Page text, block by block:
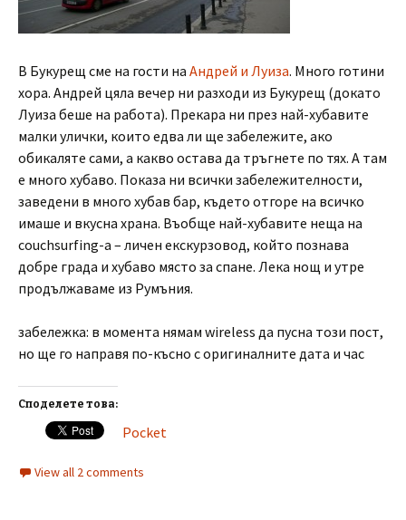
В Букурещ сме на гости на Андрей и Луиза. Много готини
хора. Андрей цяла вечер ни разходи из Букурещ (докато
Луиза беше на работа). Прекара ни през най-хубавите
малки улички, които едва ли ще забележите, ако
обикаляте сами, а какво остава да тръгнете по тях. А там
е много хубаво. Показа ни всички забележителности,
заведени в много хубав бар, където отгоре на всичко
имаше и вкусна храна. Въобще най-хубавите неща на
couchsurfing-а – личен екскурзовод, който познава
добре града и хубаво място за спане. Лека нощ и утре
продължаваме из Румъния.
забележка: в момента нямам wireless да пусна този пост,
но ще го направя по-късно с оригиналните дата и час
Споделете това:
Pocket
View all 2 comments